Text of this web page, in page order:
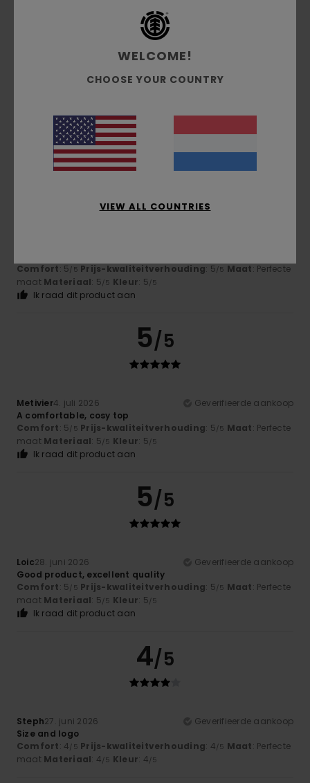
5/5
6. juli 2026
Geverifieerde aankoop
Materiaal: 5/5 Kleur: 5/5
Ik raad dit product aan
4
Comfort: 5/5 Prijs-kwaliteitverhouding: 5/5 Maat: Perfecte
maat Materiaal: 5/5 Kleur: 5/5
Ik raad dit product aan
5/5
Metivier4. juli 2026
Geverifieerde aankoop
A comfortable, cosy top
Comfort: 5/5 Prijs-kwaliteitverhouding: 5/5 Maat: Perfecte
maat Materiaal: 5/5 Kleur: 5/5
Ik raad dit product aan
5/5
Loic28. juni 2026
Geverifieerde aankoop
Good product, excellent quality
Comfort: 5/5 Prijs-kwaliteitverhouding: 5/5 Maat: Perfecte
maat Materiaal: 5/5 Kleur: 5/5
Ik raad dit product aan
4/5
Steph27. juni 2026
Geverifieerde aankoop
Size and logo
Comfort: 4/5 Prijs-kwaliteitverhouding: 4/5 Maat: Perfecte
maat Materiaal: 4/5 Kleur: 4/5
WELCOME!
CHOOSE YOUR COUNTRY
VIEW ALL COUNTRIES